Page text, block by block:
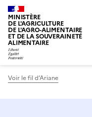
MINISTÈRE
DE L'AGRICULTURE
DE L'AGRO-ALIMENTAIRE
ET DE LA SOUVERAINETÉ
ALIMENTAIRE
Voir le fil d’Ariane